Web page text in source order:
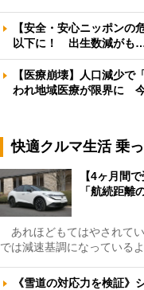
【安全・安心ニッポン
以下に！ 出生数減がも
【医療崩壊】人口減少
われ地域医療が限界に
快適クルマ生活 乗
【4ヶ月間
「航続距
あれほどもてはやされて
では減速基調になっている
《雪道の対応力を検証》